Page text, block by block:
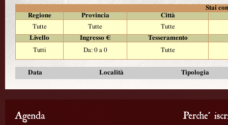
Stai
Regione
Provincia
Città
Tutte
Tutte
Tutte
Livello
Ingresso €
Tesseramento
Tutti
Da: 0 a 0 Tutte
Data Località Tipologia